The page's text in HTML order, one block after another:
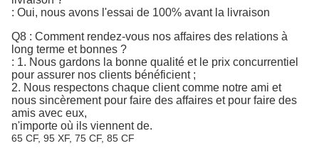
: Oui, nous avons l'essai de 100% avant la livraison
Q8 : Comment rendez-vous nos affaires des relations à
long terme et bonnes ?
: 1. Nous gardons la bonne qualité et le prix concurrentiel
pour assurer nos clients bénéficient ;
2. Nous respectons chaque client comme notre ami et
nous sincèrement pour faire des affaires et pour faire des
amis avec eux,
n'importe où ils viennent de.
65 CF, 95 XF, 75 CF, 85 CF